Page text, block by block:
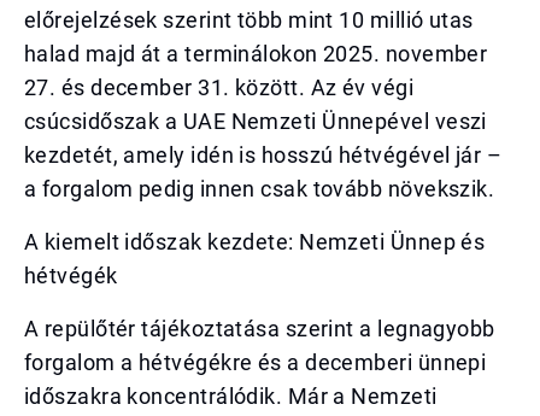
előrejelzések szerint több mint 10 millió utas
halad majd át a terminálokon 2025. november
27. és december 31. között. Az év végi
csúcsidőszak a UAE Nemzeti Ünnepével veszi
kezdetét, amely idén is hosszú hétvégével jár –
a forgalom pedig innen csak tovább növekszik.
A kiemelt időszak kezdete: Nemzeti Ünnep és
hétvégék
A repülőtér tájékoztatása szerint a legnagyobb
forgalom a hétvégékre és a decemberi ünnepi
időszakra koncentrálódik. Már a Nemzeti